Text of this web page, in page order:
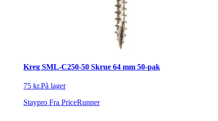
Kreg SML-C250-50 Skrue 64 mm 50-pak
75 kr.På lager
Staypro Fra PriceRunner